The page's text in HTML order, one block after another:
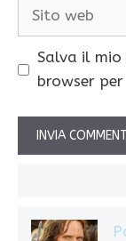
Sito
Salva il mio
browser